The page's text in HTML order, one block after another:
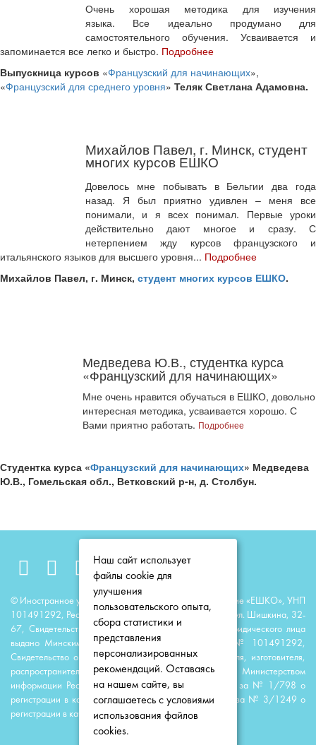
Очень хорошая методика для изучения
языка. Все идеально продумано для
самостоятельного обучения. Усваивается и
запоминается все легко и быстро. Подробнее
Выпускница курсов «Французский для начинающих»,
«Французский для среднего уровня» Теляк Светлана Адамовна.
Михайлов Павел, г. Минск, студент
многих курсов ЕШКО
Довелось мне побывать в Бельгии два года
назад. Я был приятно удивлен – меня все
понимали, и я всех понимал. Первые уроки
действительно дают многое и сразу. С
нетерпением жду курсов французского и
итальянского языков для высшего уровня... Подробнее
Михайлов Павел, г. Минск, студент многих курсов ЕШКО.
Медведева Ю.В., студентка курса
«Французский для начинающих»
Мне очень нравится обучаться в ЕШКО, довольно
интересная методика, усваивается хорошо. С
Вами приятно работать. Подробнее
Студентка курса «Французский для начинающих» Медведева
Ю.В., Гомельская обл., Ветковский р-н, д. Столбун.
© Иностранное унитарное образовательное предприятие «ЕШКО», УНП
101491292, Республика Беларусь, 220118, г. Минск, ул. Шишкина, 32-
67, Свидетельство о государственной регистрации юридического лица
выдано Минским горисполкомом 23 июня 2014 г. № 101491292,
Свидетельство о государственной регистрации издателя, изготовителя,
распространителя печатных изданий выдано Министерством
информации Республики Беларусь 11 августа 2014 г. за № 1/798 о
регистрации в качестве издателя; 11 апреля 2016 г. за № 3/1249 о
регистрации в качестве распространителя.
Наш сайт использует
файлы cookie для
улучшения
пользовательского опыта,
сбора статистики и
представления
персонализированных
рекомендаций. Оставаясь
на нашем сайте, вы
соглашаетесь с условиями
использования файлов
cookies.